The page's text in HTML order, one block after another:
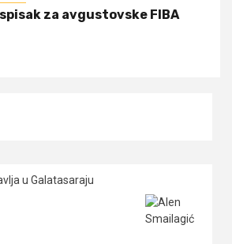
za avgustovske FIBA
u Galatasaraju